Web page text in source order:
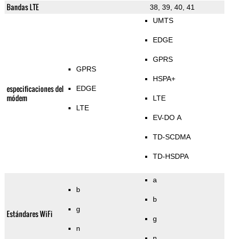
Bandas LTE 38, 39, 40, 41
especificaciones del
módem
GPRS
EDGE
LTE
UMTS
EDGE
GPRS
HSPA+
LTE
EV-DO A
TD-SCDMA
TD-HSDPA
Estándares WiFi
b
g
n
a
b
g